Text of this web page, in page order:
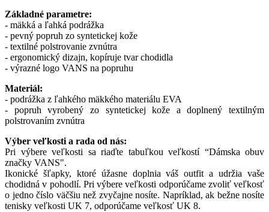
Základné parametre:
- mäkká a ľahká podrážka
- pevný popruh zo syntetickej kože
- textilné polstrovanie zvnútra
- ergonomický dizajn, kopíruje tvar chodidla
- výrazné logo VANS na popruhu
Materiál:
- podrážka z ľahkého mäkkého materiálu EVA
- popruh vyrobený zo syntetickej kože a doplnený textilným
polstrovaním zvnútra
Výber veľkosti a rada od nás:
Pri výbere veľkosti sa riaďte tabuľkou veľkostí “Dámska obuv
značky VANS".
Ikonické šľapky, ktoré úžasne doplnia váš outfit a udržia vaše
chodidná v pohodlí. Pri výbere veľkosti odporúčame zvoliť veľkosť
o jedno číslo väčšiu než zvyčajne nosíte. Napríklad, ak bežne nosíte
tenisky veľkosti UK 7, odporúčame veľkosť UK 8.